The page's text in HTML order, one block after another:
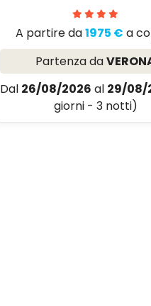
A partire da1975 € a
Partenza da
Dal 26/08/2026 al 29/08/
giorni - 3 notti)